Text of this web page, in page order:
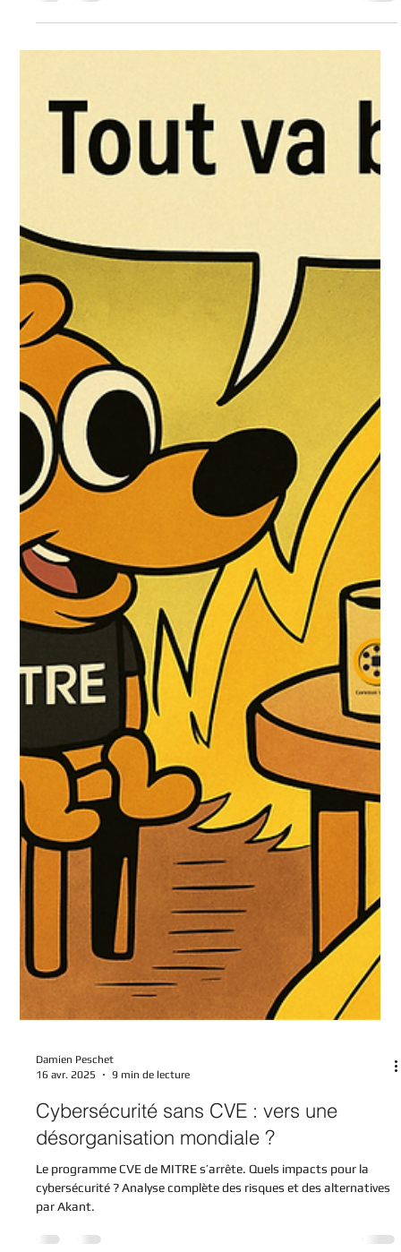
simplifie la certification pour les organisations internationales.
Damien Peschet
16 avr. 2025
9 min de lecture
Cybersécurité sans CVE : vers une
désorganisation mondiale ?